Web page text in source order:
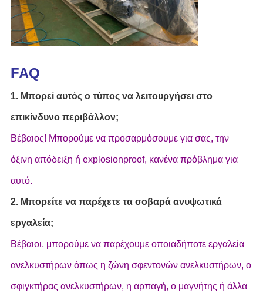
FAQ
1. Μπορεί αυτός ο τύπος να λειτουργήσει στο
επικίνδυνο περιβάλλον;
Βέβαιος! Μπορούμε να προσαρμόσουμε για σας, την
όξινη απόδειξη ή explosionproof, κανένα πρόβλημα για
αυτό.
2. Μπορείτε να παρέχετε τα σοβαρά ανυψωτικά
εργαλεία;
Βέβαιοι, μπορούμε να παρέχουμε οποιαδήποτε εργαλεία
ανελκυστήρων όπως η ζώνη σφεντονών ανελκυστήρων, ο
σφιγκτήρας ανελκυστήρων, η αρπαγή, ο μαγνήτης ή άλλα